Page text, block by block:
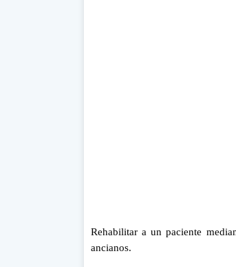
Rehabilitar a un paciente
ancianos.